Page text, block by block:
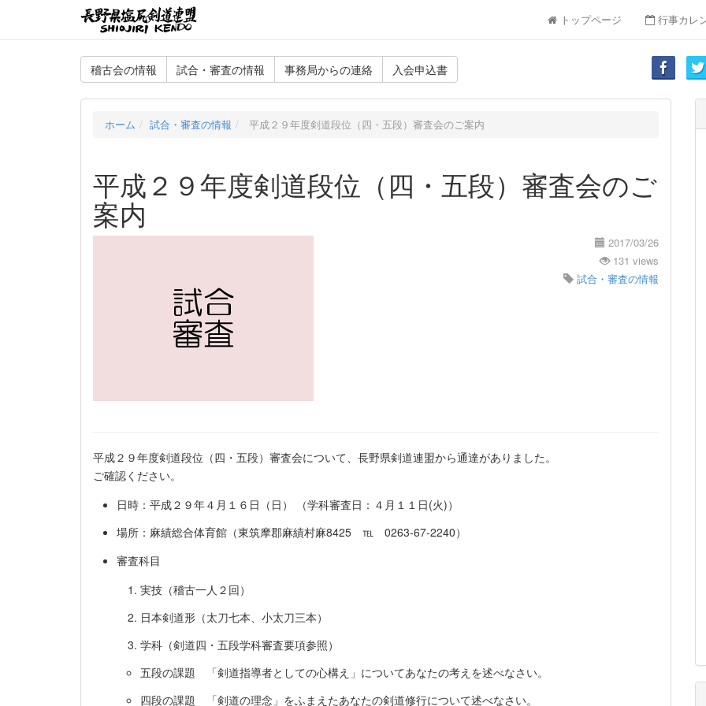
トップページ 行事カレ
稽古会の情報 試合・審査の情報 事務局からの連絡 入会申込書
ホーム 試合・審査の情報 平成２９年度剣道段位（四・五段）審査会のご案内
平成２９年度剣道段位（四・五段）審査会のご
案内
2017/03/26
131 views
試合・審査の情報
平成２９年度剣道段位（四・五段）審査会について、長野県剣道連盟から通達がありました。
ご確認ください。
日時：平成２９年４月１６日（日） （学科審査日：４月１１日(火)）
場所：麻績総合体育館（東筑摩郡麻績村麻8425 ℡ 0263-67-2240）
審査科目
実技（稽古一人２回）
日本剣道形（太刀七本、小太刀三本）
学科（剣道四・五段学科審査要項参照）
五段の課題 「剣道指導者としての心構え」についてあなたの考えを述べなさい。
四段の課題 「剣道の理念」をふまえたあなたの剣道修行について述べなさい。